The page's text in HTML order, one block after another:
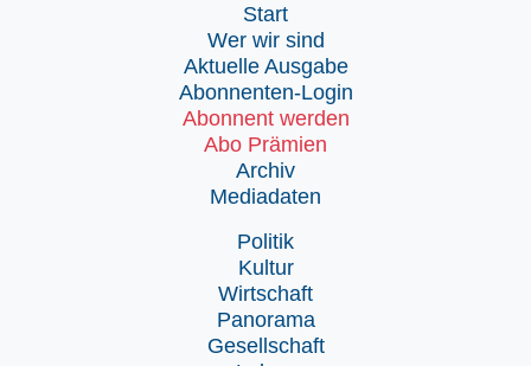
Start
Wer wir sind
Aktuelle Ausgabe
Abonnenten-Login
Abonnent werden
Abo Prämien
Archiv
Mediadaten
Politik
Kultur
Wirtschaft
Panorama
Gesellschaft